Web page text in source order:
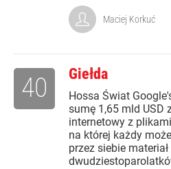
Maciej Korkuć
Giełda
Hossa Świat
sumę 1,65 mld USD
internetowy z
na której każdy
przez siebie
40